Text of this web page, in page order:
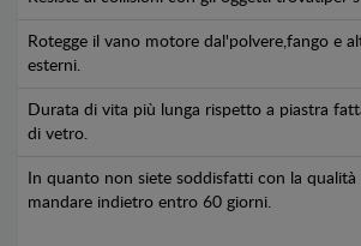
Rotegge il vano motore dal'polvere,fango e
esterni.
Durata di vita più lunga rispetto a piastra
di vetro.
In quanto non siete soddisfatti con la
mandare indietro entro 60 giorni.